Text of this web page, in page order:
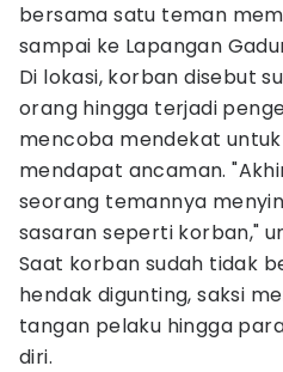
bersama satu teman
sampai ke Lapangan
Di lokasi, korban disebut
orang hingga terjadi
mencoba mendekat
mendapat ancaman.
seorang temannya
sasaran seperti korban,"
Saat korban sudah tidak
hendak digunting, saksi
tangan pelaku hingga
diri.